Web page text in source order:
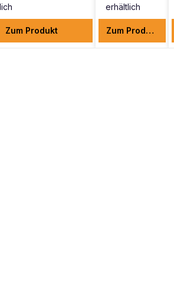
Zum Produkt
erhältlich
Zum Produkt